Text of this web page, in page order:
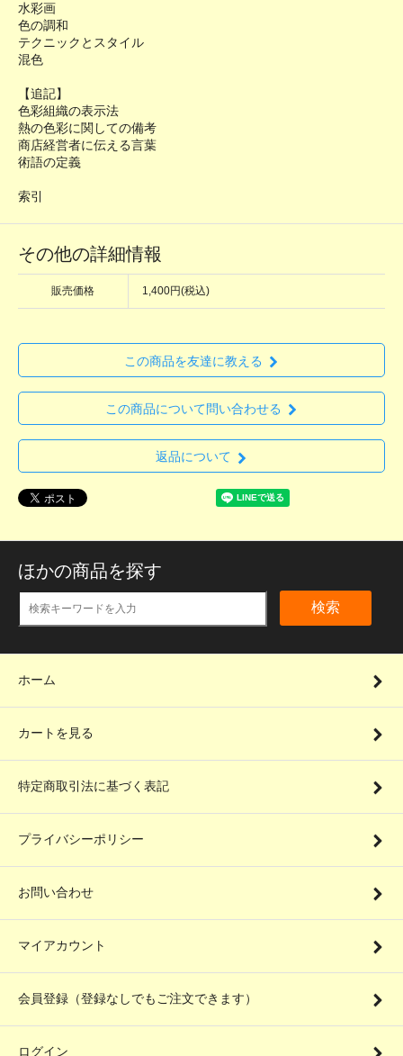
水彩画
色の調和
テクニックとスタイル
混色
【追記】
色彩組織の表示法
熱の色彩に関しての備考
商店経営者に伝える言葉
術語の定義
索引
その他の詳細情報
販売価格 1,400円(税込)
この商品を友達に教える
この商品について問い合わせる
返品について
ほかの商品を探す
検索
ホーム
カートを見る
特定商取引法に基づく表記
プライバシーポリシー
お問い合わせ
マイアカウント
会員登録（登録なしでもご注文できます）
ログイン